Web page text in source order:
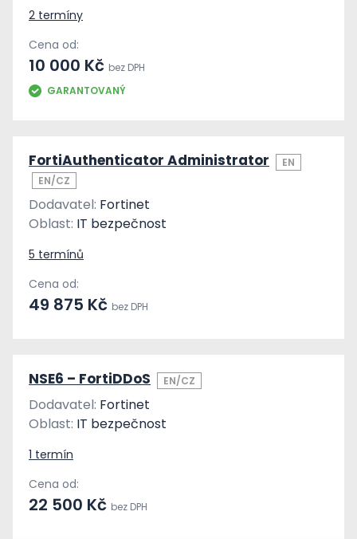
2 termíny
Cena od:
10 000 Kč bez DPH
GARANTOVANÝ
FortiAuthenticator Administrator
EN
EN/CZ
Dodavatel: Fortinet
Oblast: IT bezpečnost
5 termínů
Cena od:
49 875 Kč bez DPH
NSE6 – FortiDDoS EN/CZ
Dodavatel: Fortinet
Oblast: IT bezpečnost
1 termín
Cena od:
22 500 Kč bez DPH